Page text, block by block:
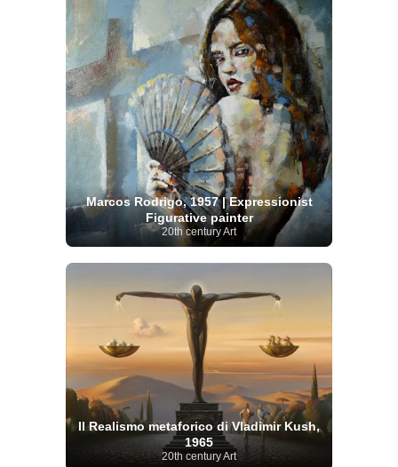
Marcos Rodrigo, 1957 | Expressionist
Figurative painter
20th century Art
Il Realismo metaforico di Vladimir Kush,
1965
20th century Art